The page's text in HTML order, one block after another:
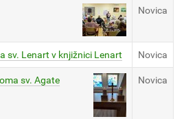
Novica
sv. Lenart v knjižnici Lenart Novica
sv. Agate Novica